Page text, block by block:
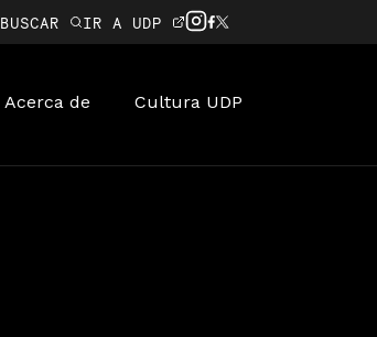
BUSCAR IR A UDP
Acerca de Cultura UDP